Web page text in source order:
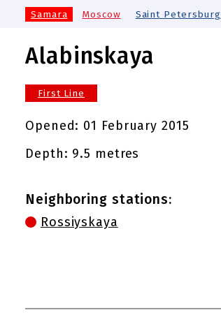
Samara Moscow Saint Petersburg
Alabinskaya
First Line
Opened: 01 February 2015
Depth: 9.5 metres
Neighboring stations:
Rossiyskaya